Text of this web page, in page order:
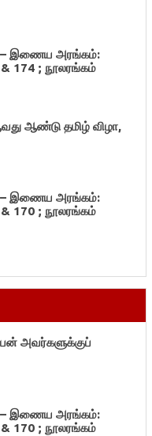
– இணைய அரங்கம்:
174 ; நூலரங்கம்
ஆண்டு தமிழ் விழா,
– இணைய அரங்கம்:
170 ; நூலரங்கம்
அவர்களுக்குப்
– இணைய அரங்கம்:
170 ; நூலரங்கம்